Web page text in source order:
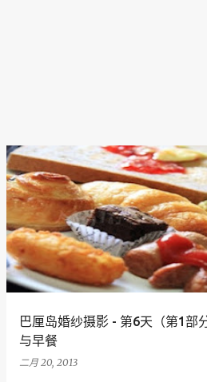
巴厘岛婚纱摄影 - 第6天（第1部
与早餐
二月 20, 2013